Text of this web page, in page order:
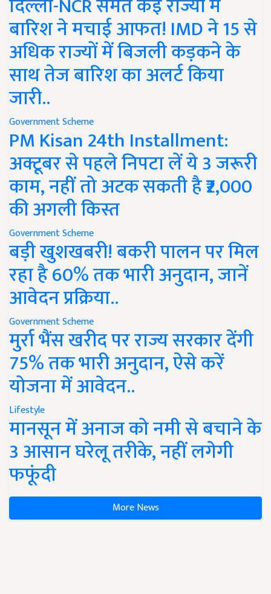
दिल्ली-NCR समेत कई राज्यों में
बारिश ने मचाई आफत! IMD ने 15 से
अधिक राज्यों में बिजली कड़कने के
साथ तेज बारिश का अलर्ट किया
जारी..
Government Scheme
PM Kisan 24th Installment:
अक्टूबर से पहले निपटा लें ये 3 जरूरी
काम, नहीं तो अटक सकती है ₹2,000
की अगली किस्त
Government Scheme
बड़ी खुशखबरी! बकरी पालन पर मिल
रहा है 60% तक भारी अनुदान, जानें
आवेदन प्रक्रिया..
Government Scheme
मुर्रा भैंस खरीद पर राज्य सरकार देंगी
75% तक भारी अनुदान, ऐसे करें
योजना में आवेदन..
Lifestyle
मानसून में अनाज को नमी से बचाने के
3 आसान घरेलू तरीके, नहीं लगेगी
फफूंदी
More News